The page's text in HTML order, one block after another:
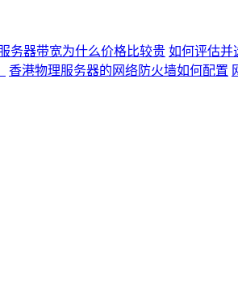
务器带宽为什么价格比较贵 如何评估并
香港物理服务器的网络防火墙如何配置